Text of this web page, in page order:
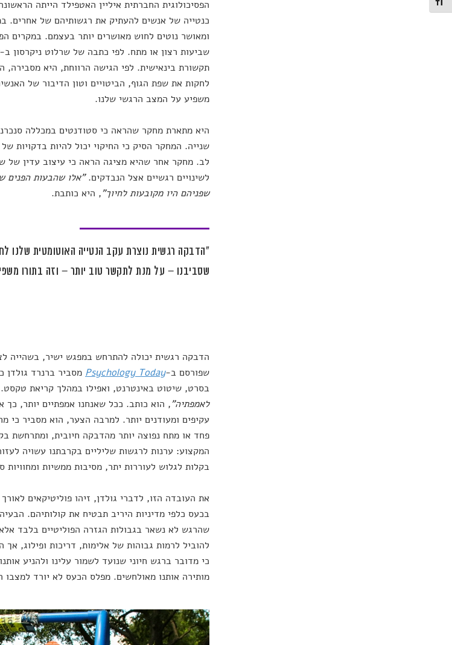
מתג גודל גופן
הפסיכולוגית החברתית איליין האטפילד הייתה
כנטייה של אנשים להעתיק את רגשותיהם של אחרים.
ומאושר נוטים לחוש מאושרים יותר בעצמם. במקרים
שביעות רצון או מתח. לפי כתבה של שרלוט ניקרסון ב-
תקשורת בינאישית. לפי הגישה הרווחת, היא מסבירה,
לחקות את שפת הגוף, הביטויים וטון הדיבור של
משפיע על המצב הרגשי שלנו.
שנייה. המחקר הסיק כי החיקוי יכול להיות בדקויות
לב. מחקר אחר שהיא מציגה הראה כי עיצוב עדין של
לשינויים רגשיים אצל הנבדקים."אלו שהבעות הפנים
שפניהם היו מקובעות לחיוך", היא כותבת.
"הדבקה רגשית נוצרת עקב הנטייה האוטומטית שלנו
שסביבנו – על מנת לתקשר טוב יותר – וזה בתורו
הדבקה רגשית יכולה להתרחש במפגש ישיר, בשהייה
שפורסם ב-Psychology Today מסביר ברנרד גולדן
בסרט, שיטוט באינטרנט, ואפילו במהלך קריאת
לאמפתיה", הוא כותב. ככל שאנחנו אמפתיים יותר, כך
עקיפים ומעודנים יותר. למרבה הצער, הוא מסביר כי
פחד או מתח נפוצה יותר מהדבקה חיובית, ומתרחשת
המקצוע: ערנות לרגשות שליליים בקרבתנו עשויה
בקלות לגלוש לעוררות יתר, מסיבות ממשיות ומחוויות
את העובדה הזו, לדברי גולדן, זיהו פוליטיקאים
בכעס כלפי מדיניות היריב תבטיח את קולותיהם.
שהרגש לא נשאר בגבולות הגזרה הפוליטיים בלבד
להוביל לרמות גבוהות של אלימות, דריכות ופילוג,
כי מדובר ברגש חיוני שנועד לשמור עלינו ולהניע
מותירה אותנו מאולחשים. מפלס הכעס לא יורד